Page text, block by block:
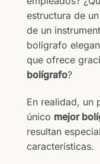
estructura de
de un
bolígrafo
que ofrece
bolígrafo?
En realidad, un
único mejor
resultan
características.